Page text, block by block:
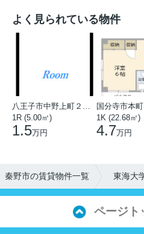
よく見られている物件
1R (5.00㎡)
1.5万円
国分寺市本
1K (22.68㎡)
4.7万円
秦野市の賃貸物件一覧 東海大
ページト